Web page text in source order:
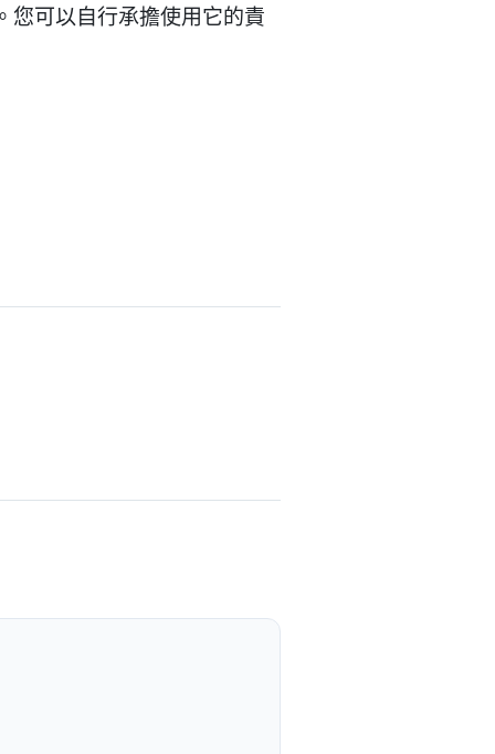
可以自行承擔使用它的責